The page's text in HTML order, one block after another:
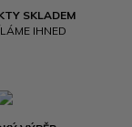
SKLADEM
IHNED